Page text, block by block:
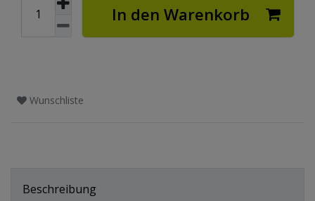
In den Warenkorb
Wunschliste
Beschreibung